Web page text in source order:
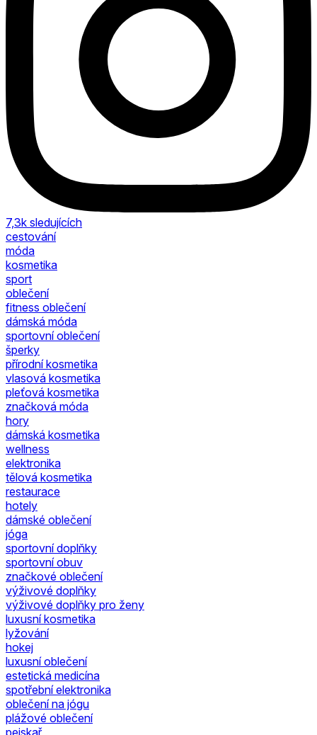
7,3k sledujících
cestování
móda
kosmetika
sport
oblečení
fitness oblečení
dámská móda
sportovní oblečení
šperky
přírodní kosmetika
vlasová kosmetika
pleťová kosmetika
značková móda
hory
dámská kosmetika
wellness
elektronika
tělová kosmetika
restaurace
hotely
dámské oblečení
jóga
sportovní doplňky
sportovní obuv
značkové oblečení
výživové doplňky
výživové doplňky pro ženy
luxusní kosmetika
lyžování
hokej
luxusní oblečení
estetická medicína
spotřební elektronika
oblečení na jógu
plážové oblečení
pejskař